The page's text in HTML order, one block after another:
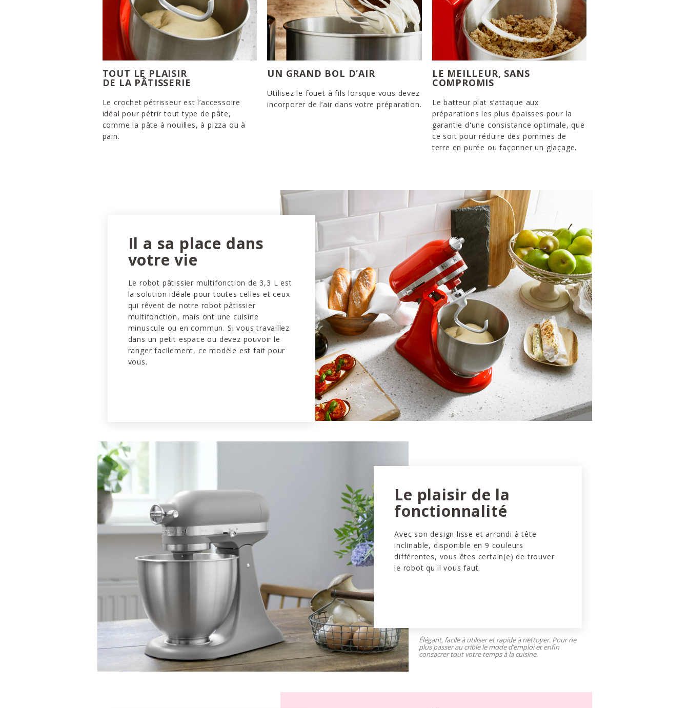
TOUT LE PLAISIR
DE LA PÂTISSERIE
Le crochet pétrisseur est l’accessoire
idéal pour pétrir tout type de pâte,
comme la pâte à nouilles, à pizza ou à
pain.
UN GRAND BOL D’AIR
Utilisez le fouet à fils lorsque vous devez
incorporer de l’air dans votre préparation.
LE MEILLEUR, SANS
COMPROMIS
Le batteur plat s’attaque aux
préparations les plus épaisses pour la
garantie d'une consistance optimale, que
ce soit pour réduire des pommes de
terre en purée ou façonner un glaçage.
Il a sa place dans
votre vie
Le robot pâtissier multifonction de 3,3 L est
la solution idéale pour toutes celles et ceux
qui rêvent de notre robot pâtissier
multifonction, mais ont une cuisine
minuscule ou en commun. Si vous travaillez
dans un petit espace ou devez pouvoir le
ranger facilement, ce modèle est fait pour
vous.
Le plaisir de la
fonctionnalité
Avec son design lisse et arrondi à tête
inclinable, disponible en 9 couleurs
différentes, vous êtes certain(e) de trouver
le robot qu'il vous faut.
Élégant, facile à utiliser et rapide à nettoyer. Pour ne
plus passer au crible le mode d’emploi et enfin
consacrer tout votre temps à la cuisine.